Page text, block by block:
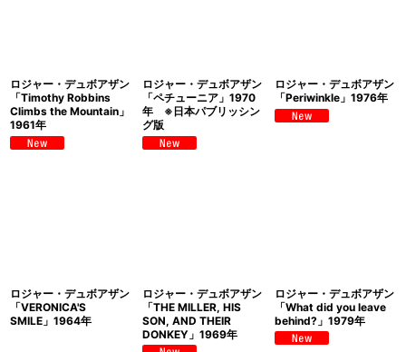
ロジャー・デュボアザン
「Timothy Robbins
Climbs the Mountain」
1961年
ロジャー・デュボアザン
「ペチューニア」1970
年 ※日本パブリッシン
グ版
ロジャー・デュボアザン
「Periwinkle」1976年
ロジャー・デュボアザン
「VERONICA'S
SMILE」1964年
ロジャー・デュボアザン
「THE MILLER, HIS
SON, AND THEIR
DONKEY」1969年
ロジャー・デュボアザン
「What did you leave
behind?」1979年